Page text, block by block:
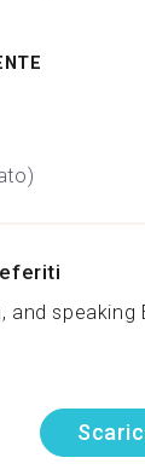
speaking